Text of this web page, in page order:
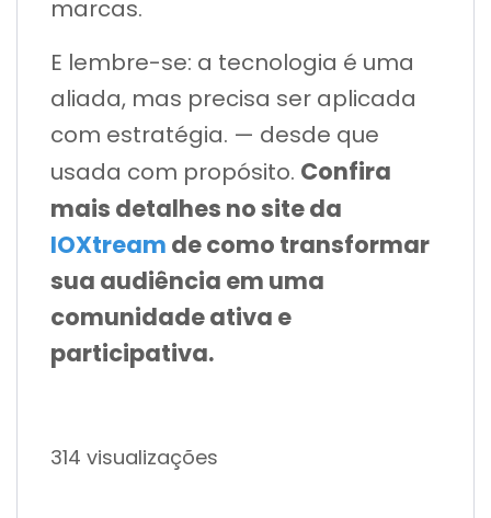
marcas.
E lembre-se: a tecnologia é uma
aliada, mas precisa ser aplicada
com estratégia. — desde que
usada com propósito. Confira
mais detalhes no site da
IOXtream de como transformar
sua audiência em uma
comunidade ativa e
participativa.
314 visualizações